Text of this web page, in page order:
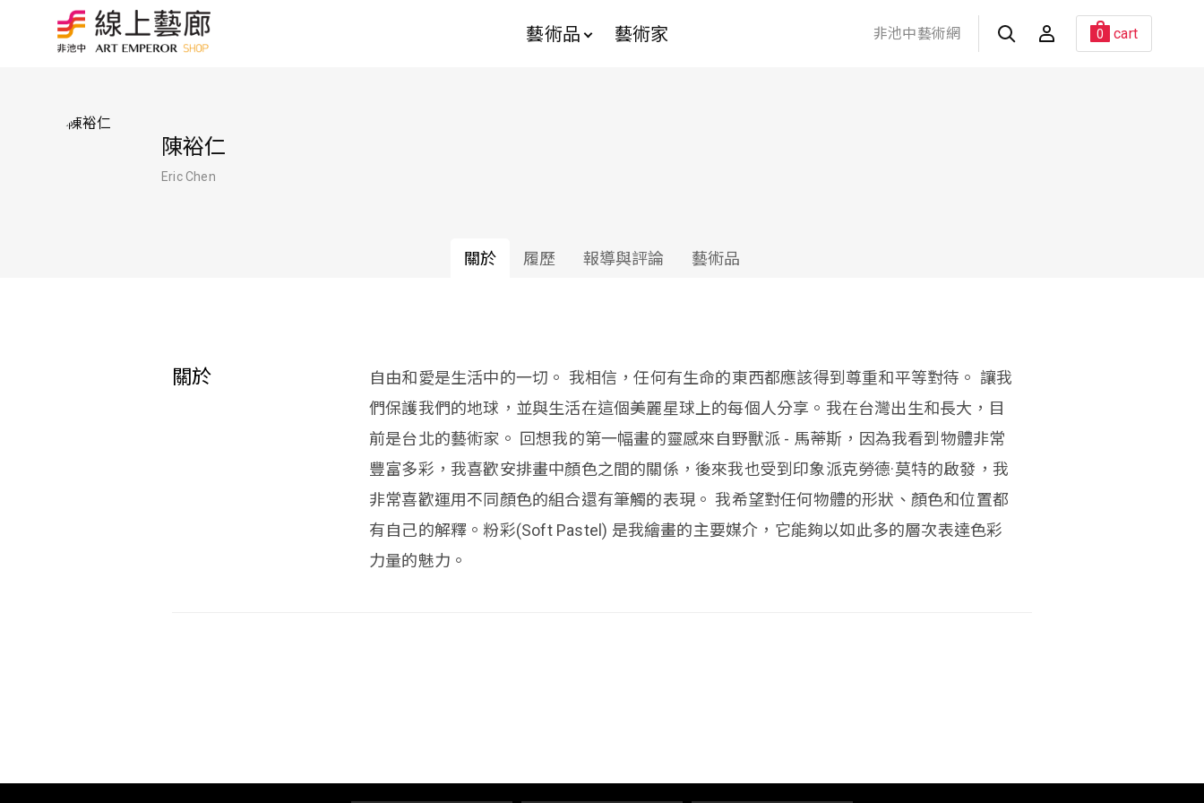
藝術品 藝術家 非池中藝術網 0 cart
陳裕仁
Eric Chen
關於 履歷 報導與評論 藝術品
關於
自由和愛是生活中的一切。 我相信，任何有生命的東西都應該得到尊重和平等對待。 讓我
們保護我們的地球，並與生活在這個美麗星球上的每個人分享。我在台灣出生和長大，目
前是台北的藝術家。 回想我的第一幅畫的靈感來自野獸派 - 馬蒂斯，因為我看到物體非常
豐富多彩，我喜歡安排畫中顏色之間的關係，後來我也受到印象派克勞德·莫特的啟發，我
非常喜歡運用不同顏色的組合還有筆觸的表現。 我希望對任何物體的形狀、顏色和位置都
有自己的解釋。粉彩(Soft Pastel) 是我繪畫的主要媒介，它能夠以如此多的層次表達色彩
力量的魅力。